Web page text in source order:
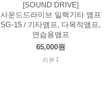
[SOUND DRIVE]
사운드드라이브 일렉기타 앰프
SG-15 / 기타앰프, 다목적앰프,
연습용앰프
65,000원
리뷰 1